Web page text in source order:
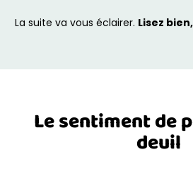
La suite va vous éclairer. Lisez
Le sentiment de
deuil